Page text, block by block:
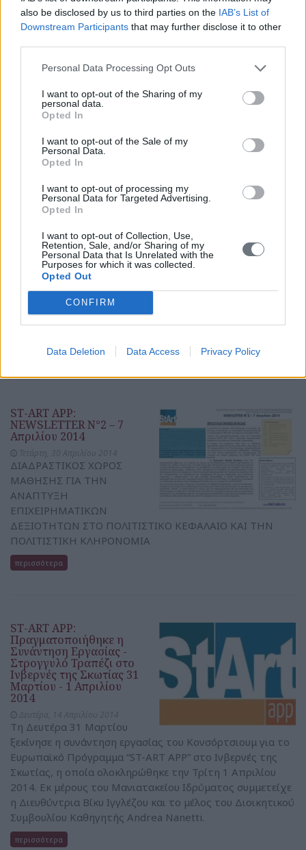
also be disclosed by us to third parties on the IAB’s List of
Downstream Participants that may further disclose it to other
Personal Data Processing Opt Outs
I want to opt-out of the Sharing of my
personal data.
Opted In
I want to opt-out of the Sale of my
Personal Data.
Opted In
I want to opt-out of processing my
Personal Data for Targeted Advertising.
Opted In
I want to opt-out of Collection, Use,
Retention, Sale, and/or Sharing of my
Personal Data that Is Unrelated with the
Purposes for which it was collected.
Opted Out
CONFIRM
Data Deletion Data Access Privacy Policy
Παρασκευή, 31 Οκτωβρίου 2014
Tην Πέμπτη 23 Οκτωβρίου
2014 ξεκίνησαν οι εργασίες της τρίτης συνάντησης του
Κονσόρτσιουμ για το Ευρωπαϊκό Πρόγραμμα “ST- ART
APP” στο Ζάγκρεμπ της Κροατίας, η οποία ολοκληρώθηκε
Μανιατακείου Ιδρύματος συμμετείχε η Διευθύντρια Βίκυ
Ιγγλέζου.
ST-ART APP:
NEWSLETTER N°3 – 23
Τετάρτη, 29 Οκτωβρίου 2014
ΔΙΑΔΡΑΣΤΙΚΟΣ ΧΩΡΟΣ
ΜΑΘΗΣΗΣ ΓΙΑ ΤΗΝ
ΑΝΑΠΤΥΞΗ
ΕΠΙΧΕΙΡΗΜΑΤΙΚΩΝ
ΔΕΞΙΟΤΗΤΩΝ ΣΤΟ ΠΟΛΙΤΙΣΤΙΚΟ ΚΕΦΑΛΑΙΟ ΚΑΙ ΤΗΝ
ΠΟΛΙΤΙΣΤΙΚΗ ΚΛΗΡΟΝΟΜΙΑ
περισσότερα
ST-ART APP:
NEWSLETTER N°2 – 7
Απριλίου 2014
ΔΙΑΔΡΑΣΤΙΚΟΣ ΧΩΡΟΣ
ΜΑΘΗΣΗΣ ΓΙΑ ΤΗΝ
ΑΝΑΠΤΥΞΗ
ΕΠΙΧΕΙΡΗΜΑΤΙΚΩΝ
ΔΕΞΙΟΤΗΤΩΝ ΣΤΟ ΠΟΛΙΤΙΣΤΙΚΟ ΚΕΦΑΛΑΙΟ ΚΑΙ ΤΗΝ
ΠΟΛΙΤΙΣΤΙΚΗ ΚΛΗΡΟΝΟΜΙΑ
περισσότερα
ST-ART APP:
Πραγματοποιήθηκε η
Συνάντηση Εργασίας -
Στρογγυλό Τραπέζι στο
Ινβερνές της Σκωτίας 31
Μαρτίου - 1 Απριλίου
2014
Τη Δευτέρα 31 Μαρτίου
ξεκίνησε η συνάντηση εργασίας του Κονσόρτσιουμ για το
Ευρωπαϊκό Πρόγραμμα “ST-ART APP” στο Ινβερνές της
Σκωτίας, η οποία ολοκληρώθηκε την Τρίτη 1 Απριλίου
2014. Εκ μέρους του Μανιατακείου Ιδρύματος συμμετείχε
η Διευθύντρια Βίκυ Ιγγλέζου και το μέλος του Διοικητικού
Συμβουλίου Καθηγητής Andrea Nanetti.
περισσότερα